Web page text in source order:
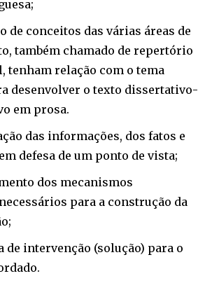
conceitos das várias áreas de
também chamado de repertório
tenham relação com o tema
desenvolver o texto dissertativo-
em prosa.
das informações, dos fatos e
defesa de um ponto de vista;
dos mecanismos
para a construção da
intervenção (solução) para o